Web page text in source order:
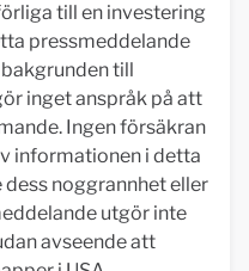
till en investering
pressmeddelande
till
inget anspråk på att
Ingen försäkran
informationen i detta
noggrannhet eller
utgör inte
avseende att